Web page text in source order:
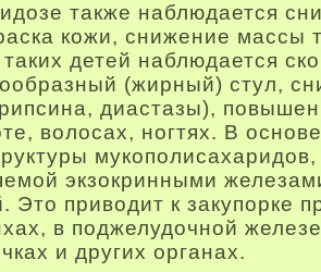
также наблюдается
кожи, снижение массы
детей наблюдается
(жирный) стул,
диастазы),
волосах, ногтях. В
экзокринными
Это приводит к закупорке
в поджелудочной
и других органах.